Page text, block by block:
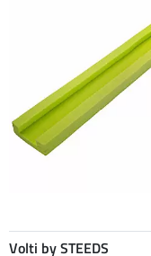
Volti by STEEDS